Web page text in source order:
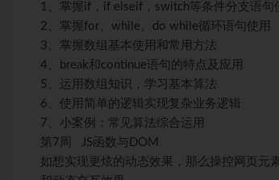
1、掌握if，if elseif，switch等条件分支语句
2、掌握for、while、do while循环语句使用
3、掌握数组基本使用和常用方法
4、break和continue语句的特点及应用
5、运用数组知识，学习基本算法
6、使用简单的逻辑实现复杂业务逻辑
7、小案例：常见算法综合运用
第7周 JS函数与DOM
如想实现更炫的动态效果，那么操控网页元